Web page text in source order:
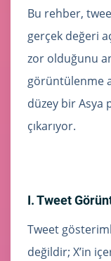
Bu rehber,
gerçek değeri
zor olduğunu
görüntülenme
düzey bir Asya
çıkarıyor.
I. Tweet
Tweet
değildir; X’in